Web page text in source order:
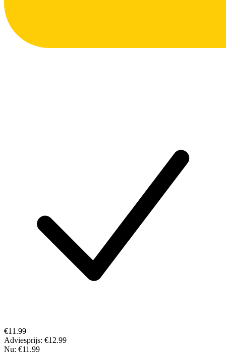
€11.99
Adviesprijs: €12.99
Nu: €11.99